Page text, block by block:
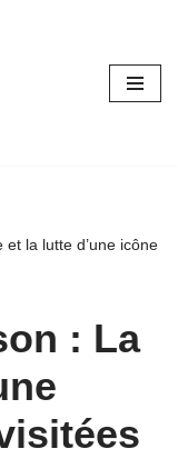
et la lutte d’une icône
: La